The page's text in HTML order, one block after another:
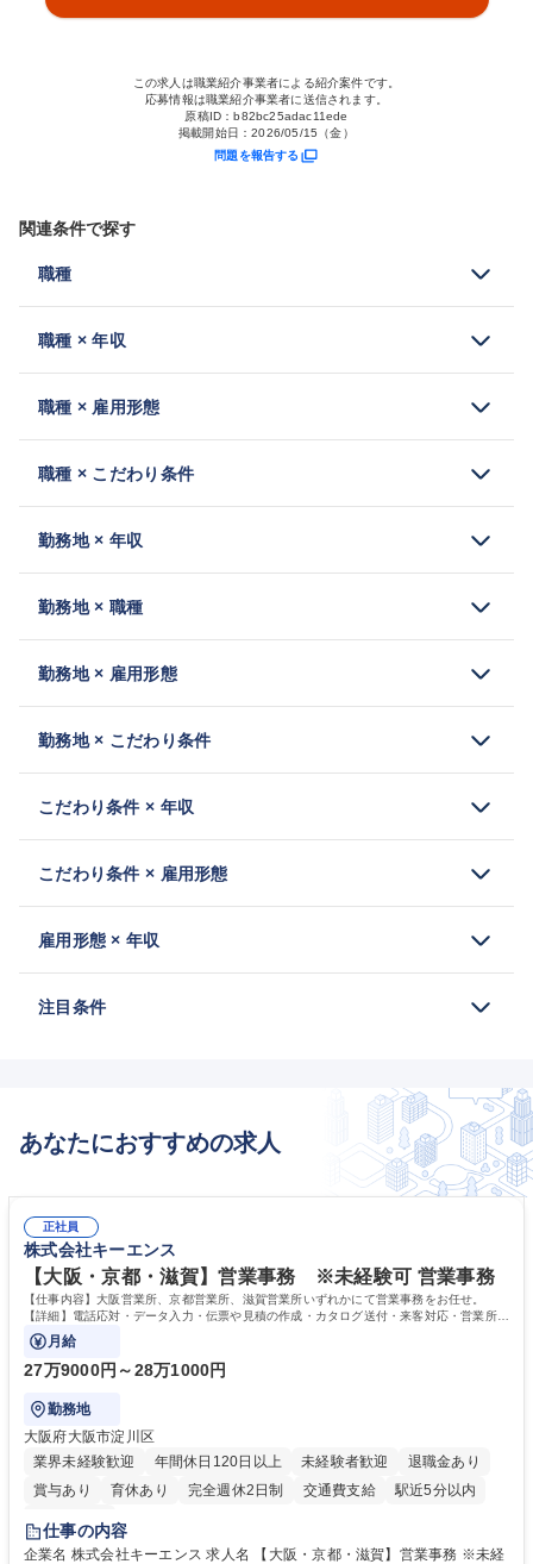
この求人は職業紹介事業者による紹介案件です。
応募情報は職業紹介事業者に送信されます。
原稿ID：b82bc25adac11ede
掲載開始日：2026/05/15（金）
問題を報告する
関連条件で探す
職種
職種 × 年収
職種 × 雇用形態
職種 × こだわり条件
勤務地 × 年収
勤務地 × 職種
勤務地 × 雇用形態
勤務地 × こだわり条件
こだわり条件 × 年収
こだわり条件 × 雇用形態
雇用形態 × 年収
注目条件
あなたにおすすめの求人
正社員
株式会社キーエンス
【大阪・京都・滋賀】営業事務 ※未経験可 営業事務
【仕事内容】大阪営業所、京都営業所、滋賀営業所いずれかにて営業事務をお任せ。
【詳細】電話応対・データ入力・伝票や見積の作成・カタログ送付・来客対応・営業所内
で発生する事務業務や業務改善をお任せ。
月給
27万9000円～28万1000円
勤務地
大阪府大阪市淀川区
業界未経験歓迎
年間休日120日以上 未経験者歓迎
退職金あり
賞与あり
育休あり 完全週休2日制 交通費支給
駅近5分以内
土日祝休み
仕事の内容
企業名 株式会社キーエンス 求人名 【大阪・京都・滋賀】営業事務 ※未経